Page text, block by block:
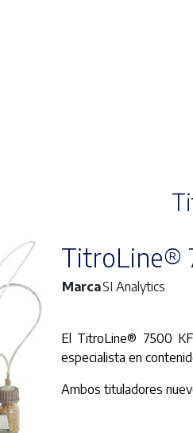
TitroLine®
MarcaSI Analytics
El TitroLine® 7500
especialista en
Ambos tituladores